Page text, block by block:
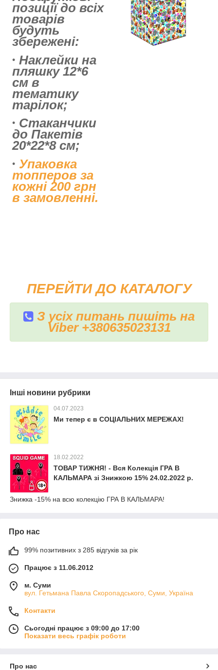
позиції до всіх
товарів
будуть
збережені:
Наклейки на
пляшку 12*6
см в
тематику
тарілок;
Стаканчики
до Пакетів
20*22*8 см;
Упаковка
топперов за
кожні 200 грн
в замовленні.
ПЕРЕЙТИ ДО КАТАЛОГУ
З усіх питань пишіть на
Viber +380635023131
Інші новини рубрики
04.07.2023
Ми тепер є в СОЦІАЛЬНИХ МЕРЕЖАХ!
18.02.2022
ТОВАР ТИЖНЯ! - Вся Колекція ГРА В
КАЛЬМАРА зі Знижкою 15% 24.02.2022 р.
Знижка -15% на всю колекцію ГРА В КАЛЬМАРА!
Про нас
99% позитивних з 285 відгуків за рік
Працює з 11.06.2012
м. Суми
вул. Гетьмана Павла Скоропадського, Суми, Україна
Контакти
Сьогодні працює з 09:00 до 17:00
Показати весь графік роботи
Про нас